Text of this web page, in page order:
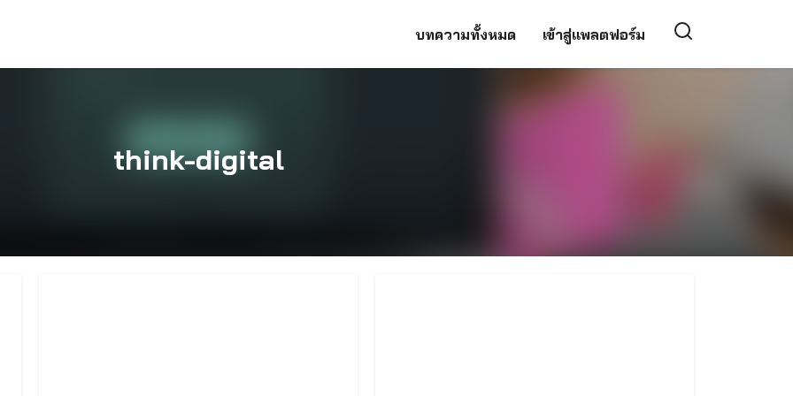
บทความทั้งหมด เข้าสู่แพลตฟอร์ม
think-digital